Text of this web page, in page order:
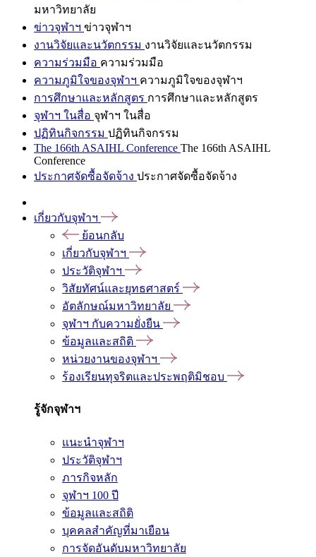
มหาวิทยาลัย
ข่าวจุฬาฯ ข่าวจุฬาฯ
งานวิจัยและนวัตกรรม งานวิจัยและนวัตกรรม
ความร่วมมือ ความร่วมมือ
ความภูมิใจของจุฬาฯ ความภูมิใจของจุฬาฯ
การศึกษาและหลักสูตร การศึกษาและหลักสูตร
จุฬาฯ ในสื่อ จุฬาฯ ในสื่อ
ปฏิทินกิจกรรม ปฏิทินกิจกรรม
The 166th ASAIHL Conference The 166th ASAIHL
Conference
ประกาศจัดซื้อจัดจ้าง ประกาศจัดซื้อจัดจ้าง
เกี่ยวกับจุฬาฯ
ย้อนกลับ
เกี่ยวกับจุฬาฯ
ประวัติจุฬาฯ
วิสัยทัศน์และยุทธศาสตร์
อัตลักษณ์มหาวิทยาลัย
จุฬาฯ กับความยั่งยืน
ข้อมูลและสถิติ
หน่วยงานของจุฬาฯ
ร้องเรียนทุจริตและประพฤติมิชอบ
รู้จักจุฬาฯ
แนะนำจุฬาฯ
ประวัติจุฬาฯ
ภารกิจหลัก
จุฬาฯ 100 ปี
ข้อมูลและสถิติ
บุคคลสำคัญที่มาเยือน
การจัดอันดับมหาวิทยาลัย